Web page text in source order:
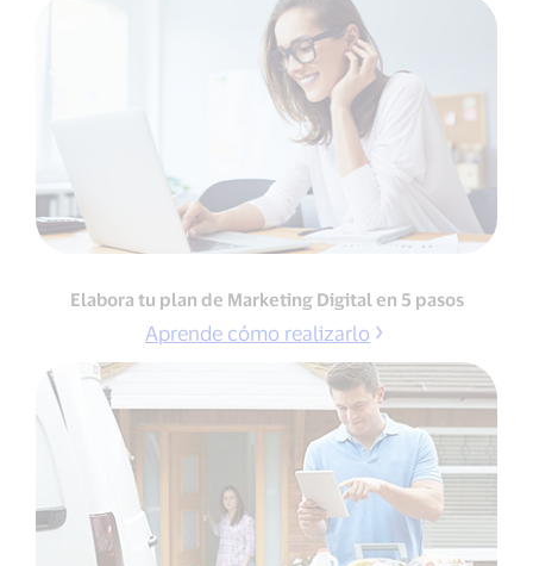
Elabora tu plan de Marketing Digital en 5 pasos
Aprende cómo realizarlo